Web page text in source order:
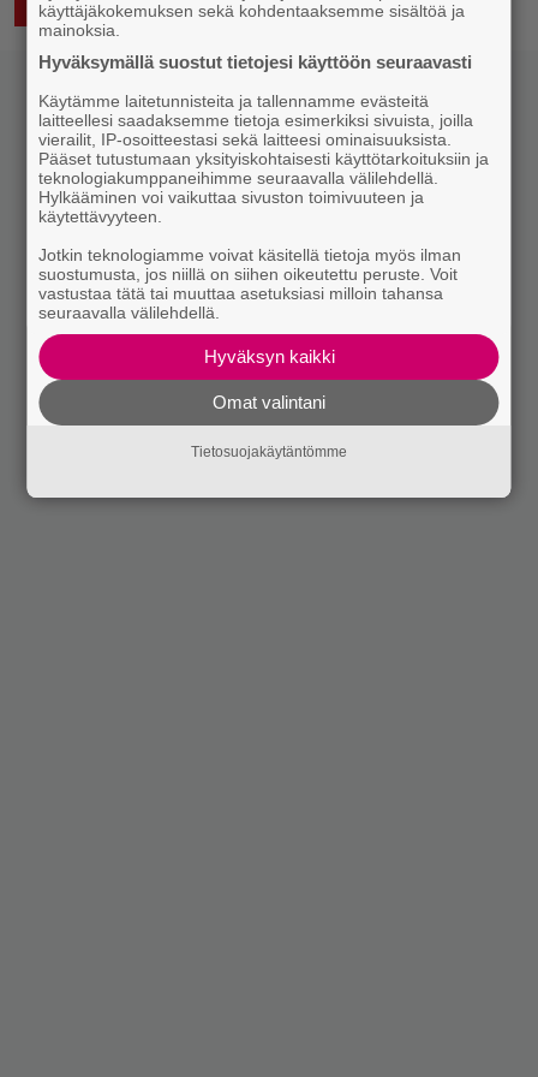
LUKEMISTA 15.4.2024 08:03
käyttäjäkokemuksen sekä kohdentaaksemme sisältöä ja
mainoksia.
Hyväksymällä suostut tietojesi käyttöön seuraavasti
Käytämme laitetunnisteita ja tallennamme evästeitä
laitteellesi saadaksemme tietoja esimerkiksi sivuista, joilla
vierailit, IP-osoitteestasi sekä laitteesi ominaisuuksista.
Pääset tutustumaan yksityiskohtaisesti käyttötarkoituksiin ja
teknologiakumppaneihimme seuraavalla välilehdellä.
Hylkääminen voi vaikuttaa sivuston toimivuuteen ja
käytettävyyteen.
Jotkin teknologiamme voivat käsitellä tietoja myös ilman
suostumusta, jos niillä on siihen oikeutettu peruste. Voit
vastustaa tätä tai muuttaa asetuksiasi milloin tahansa
seuraavalla välilehdellä.
Hyväksyn kaikki
Omat valintani
Tietosuojakäytäntömme